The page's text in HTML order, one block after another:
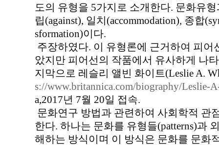
도의 유형을 5가지로 소개한다. 문화유
립(against), 일치(accommodation), 종합
sformation)이다.
주장하였다. 이 유형론에 근거하여 피어
았지만 피어선의 작품에서 유사하게 나
지막으로 레슬리 앨빈 화이트(Leslie A.
s://www.britannica.com/biography/Leslie-
a,2017년 7월 20일 접속.
문화연구 방법과 관련하여 사회학적 관
한다. 하나는 문화를 유형들(patterns)과
해하는 방식이며 이 방식은 문화를 문화